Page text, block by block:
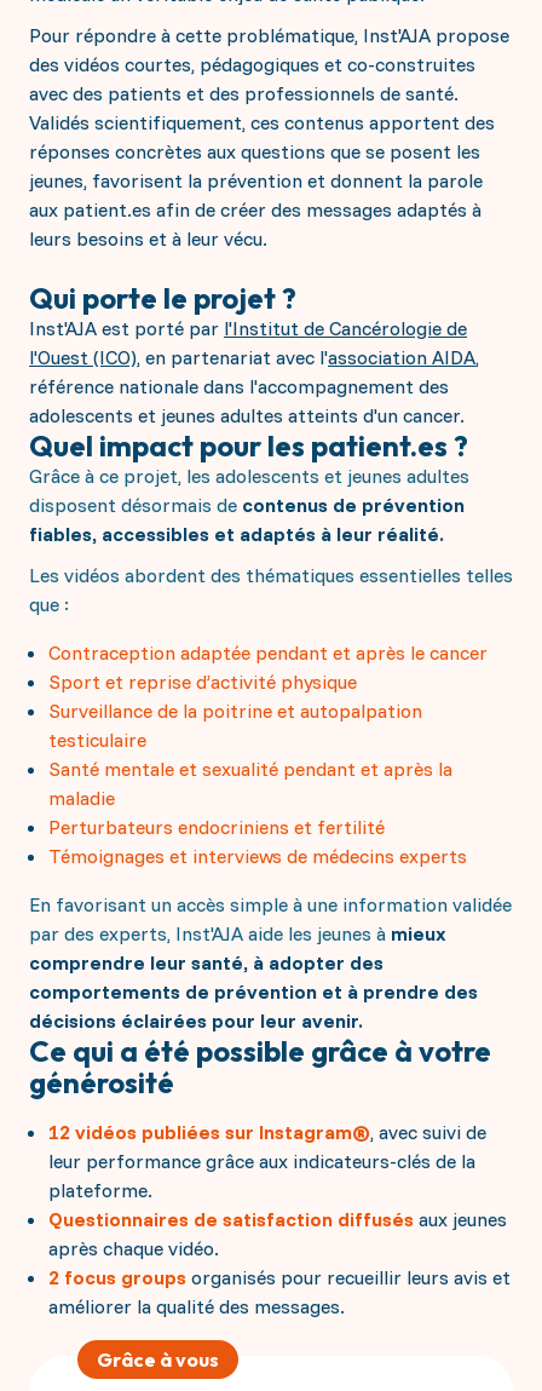
Pour répondre à cette problématique, Inst'AJA propose
des vidéos courtes, pédagogiques et co-construites
avec des patients et des professionnels de santé.
Validés scientifiquement, ces contenus apportent des
réponses concrètes aux questions que se posent les
jeunes, favorisent la prévention et donnent la parole
aux patient.es afin de créer des messages adaptés à
leurs besoins et à leur vécu.
Qui porte le projet ?
Inst'AJA est porté par l'Institut de Cancérologie de
l'Ouest (ICO), en partenariat avec l'association AIDA,
référence nationale dans l'accompagnement des
adolescents et jeunes adultes atteints d'un cancer.
Quel impact pour les patient.es ?
Grâce à ce projet, les adolescents et jeunes adultes
disposent désormais de contenus de prévention
fiables, accessibles et adaptés à leur réalité.
Les vidéos abordent des thématiques essentielles telles
que :
Contraception adaptée pendant et après le cancer
Sport et reprise d’activité physique
Surveillance de la poitrine et autopalpation
testiculaire
Santé mentale et sexualité pendant et après la
maladie
Perturbateurs endocriniens et fertilité
Témoignages et interviews de médecins experts
En favorisant un accès simple à une information validée
par des experts, Inst'AJA aide les jeunes à mieux
comprendre leur santé, à adopter des
comportements de prévention et à prendre des
décisions éclairées pour leur avenir.
Ce qui a été possible grâce à votre
générosité
12 vidéos publiées sur Instagram®, avec suivi de
leur performance grâce aux indicateurs-clés de la
plateforme.
Questionnaires de satisfaction diffusés aux jeunes
après chaque vidéo.
2 focus groups organisés pour recueillir leurs avis et
améliorer la qualité des messages.
Grâce à vous